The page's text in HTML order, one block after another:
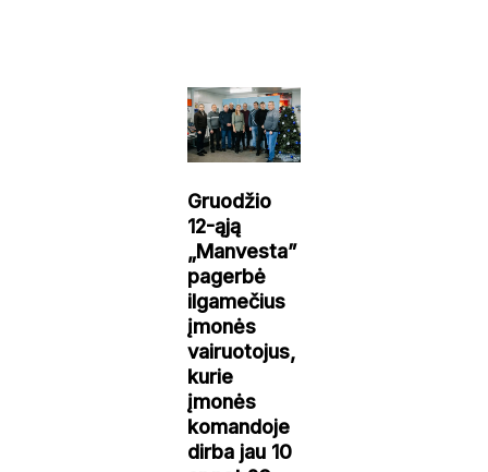
Gruodžio
12-ąją
„Manvesta”
pagerbė
ilgamečius
įmonės
vairuotojus,
kurie
įmonės
komandoje
dirba jau 10